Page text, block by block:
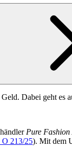
Dabei geht es
Pure Fashion
O 213/25). Mit dem